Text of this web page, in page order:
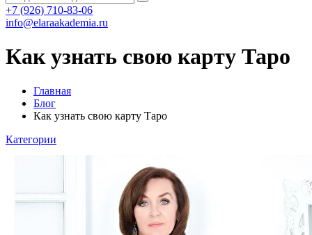
+7 (926) 710-83-06
info@elaraakademia.ru
Как узнать свою карту Таро
Главная
Блог
Как узнать свою карту Таро
Категории